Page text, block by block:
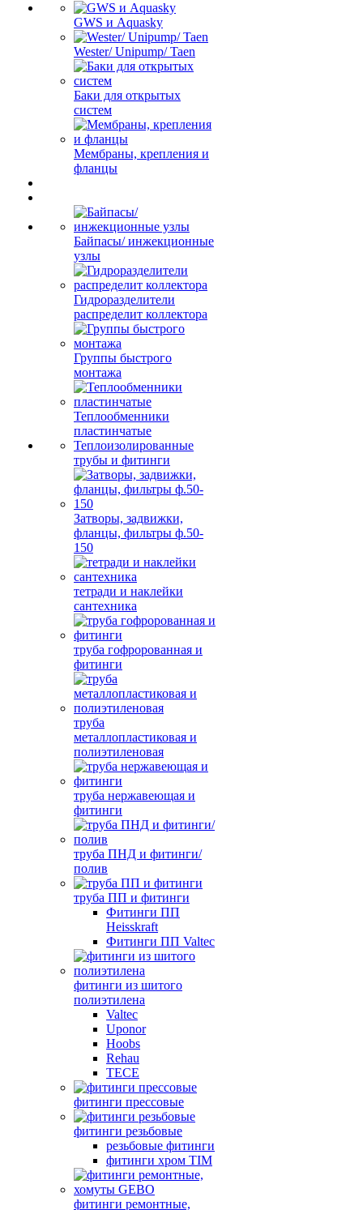
GWS и Aquasky
Wester/ Unipump/ Taen
Баки для открытых
систем
Мембраны, крепления и
фланцы
Байпасы/ инжекционные
узлы
Гидроразделители
распределит коллектора
Группы быстрого
монтажа
Теплообменники
пластинчатые
Теплоизолированные
трубы и фитинги
Затворы, задвижки,
фланцы, фильтры ф.50-
150
тетради и наклейки
сантехника
труба гофророванная и
фитинги
труба
металлопластиковая и
полиэтиленовая
труба нержавеющая и
фитинги
труба ПНД и фитинги/
полив
труба ПП и фитинги
Фитинги ПП
Heisskraft
Фитинги ПП Valtec
фитинги из шитого
полиэтилена
Valtec
Uponor
Hoobs
Rehau
TECE
фитинги прессовые
фитинги резьбовые
резьбовые фитинги
фитинги хром TIM
фитинги ремонтные,